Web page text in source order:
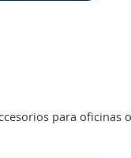
para oficinas